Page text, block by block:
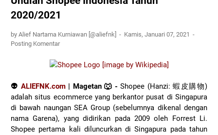
2020/2021
by Alief Nartama Kurniawan [@aliefnk]
Kamis, Januari 07, 2021
Posting Komentar
👽 ALIEFNK.com| Magetan 🐺 - Shopee (Hanzi: 蝦皮購物)
adalah situs ecommerce yang berkantor pusat di Singapura
di bawah naungan SEA Group (sebelumnya dikenal dengan
nama Garena), yang didirikan pada 2009 oleh Forrest Li.
Shopee pertama kali diluncurkan di Singapura pada tahun